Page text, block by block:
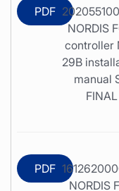
PDF
NORDIS
controller
29B
manual
FINAL
PDF
NORDIS